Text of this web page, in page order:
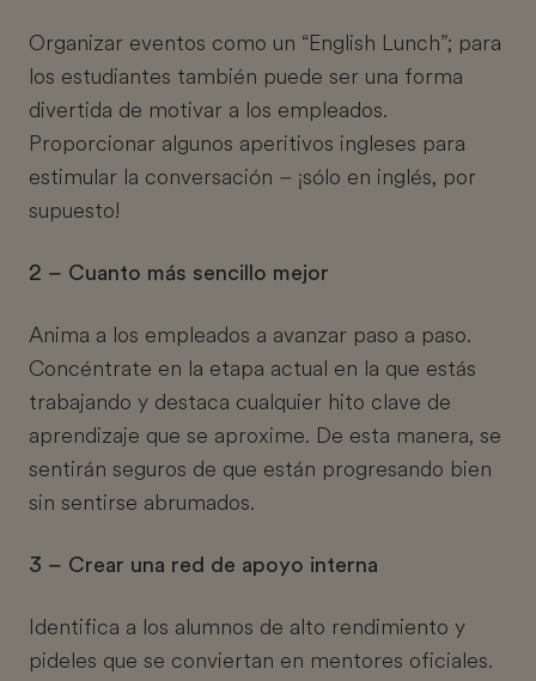
Organizar eventos como un “English Lunch”; para
los estudiantes también puede ser una forma
divertida de motivar a los empleados.
Proporcionar algunos aperitivos ingleses para
estimular la conversación – ¡sólo en inglés, por
supuesto!
2 – Cuanto más sencillo mejor
Anima a los empleados a avanzar paso a paso.
Concéntrate en la etapa actual en la que estás
trabajando y destaca cualquier hito clave de
aprendizaje que se aproxime. De esta manera, se
sentirán seguros de que están progresando bien
sin sentirse abrumados.
3 – Crear una red de apoyo interna
Identifica a los alumnos de alto rendimiento y
pideles que se conviertan en mentores oficiales.